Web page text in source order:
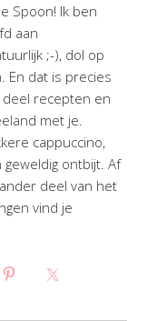
Spoon! Ik ben
aan
;-), dol op
En dat is precies
recepten en
met je.
cappuccino,
geweldig ontbijt. Af
deel van het
vind je